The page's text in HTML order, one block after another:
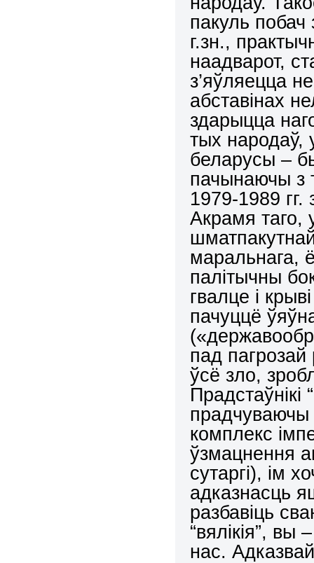
пакуль побач
г.зн.,
наадварот,
з’яўляецца
абставінах
здарыцца
тых народаў,
беларусы –
пачынаючы з
1979-1989 гг.
Акрамя таго,
маральнага,
палітычны
гвалце і
пачуццё
пад
ўсё зло,
Прадстаўнікі
прадчуваючы
комплекс
ўзмацнення
сутаргі), ім
адказнасць
разбавіць
“вялікія”, вы
нас.